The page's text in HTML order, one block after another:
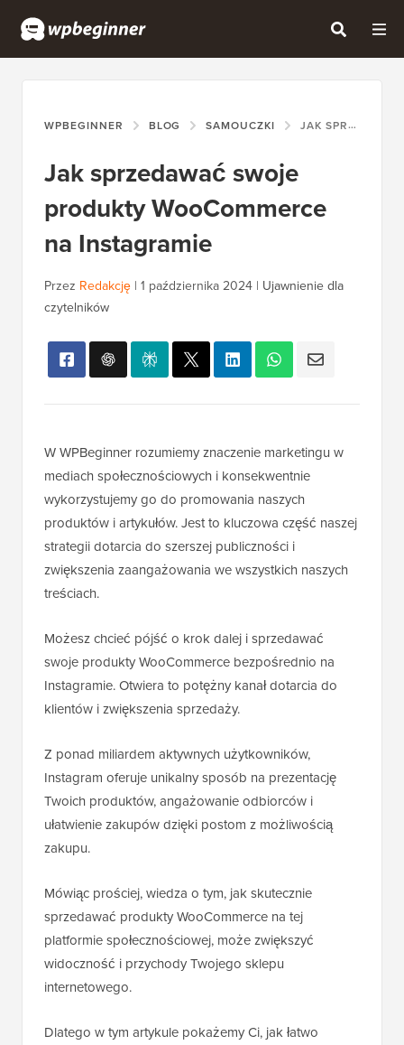
WPBEGINNER BLOG SAMOUCZKI JAK SPRZEDAWAĆ SWOJE PRODUKTY WOOCOMMERCE NA INSTAGRAMIE
Jak sprzedawać swoje
produkty WooCommerce
na Instagramie
Przez Redakcję | 1 października 2024 | Ujawnienie dla
czytelników
W WPBeginner rozumiemy znaczenie marketingu w
mediach społecznościowych i konsekwentnie
wykorzystujemy go do promowania naszych
produktów i artykułów. Jest to kluczowa część naszej
strategii dotarcia do szerszej publiczności i
zwiększenia zaangażowania we wszystkich naszych
treściach.
Możesz chcieć pójść o krok dalej i sprzedawać
swoje produkty WooCommerce bezpośrednio na
Instagramie. Otwiera to potężny kanał dotarcia do
klientów i zwiększenia sprzedaży.
Z ponad miliardem aktywnych użytkowników,
Instagram oferuje unikalny sposób na prezentację
Twoich produktów, angażowanie odbiorców i
ułatwienie zakupów dzięki postom z możliwością
zakupu.
Mówiąc prościej, wiedza o tym, jak skutecznie
sprzedawać produkty WooCommerce na tej
platformie społecznościowej, może zwiększyć
widoczność i przychody Twojego sklepu
internetowego.
Dlatego w tym artykule pokażemy Ci, jak łatwo